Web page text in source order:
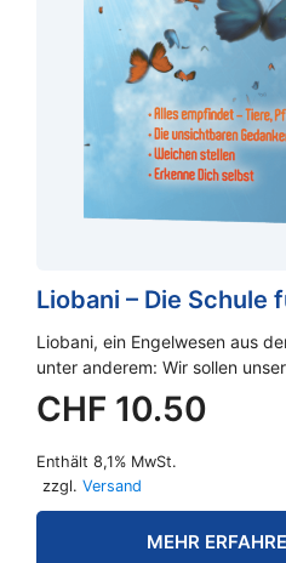
Liobani – Die Schule
Liobani, ein Engelwesen aus
unter anderem: Wir sollen
CHF 10.50
Enthält 8,1% MwSt.
zzgl. Versand
MEHR